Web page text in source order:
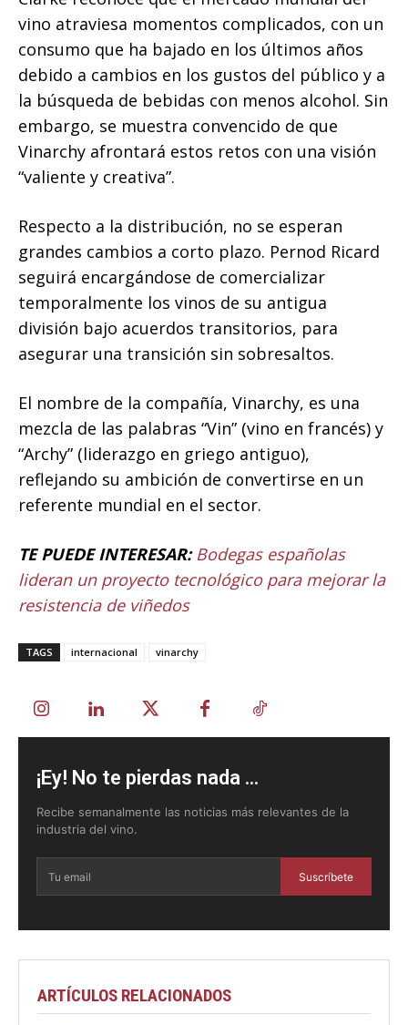
vino atraviesa momentos complicados, con un
consumo que ha bajado en los últimos años
debido a cambios en los gustos del público y a
la búsqueda de bebidas con menos alcohol. Sin
embargo, se muestra convencido de que
Vinarchy afrontará estos retos con una visión
“valiente y creativa”.
Respecto a la distribución, no se esperan
grandes cambios a corto plazo. Pernod Ricard
seguirá encargándose de comercializar
temporalmente los vinos de su antigua
división bajo acuerdos transitorios, para
asegurar una transición sin sobresaltos.
El nombre de la compañía, Vinarchy, es una
mezcla de las palabras “Vin” (vino en francés) y
“Archy” (liderazgo en griego antiguo),
reflejando su ambición de convertirse en un
referente mundial en el sector.
TE PUEDE INTERESAR: Bodegas españolas
lideran un proyecto tecnológico para mejorar la
resistencia de viñedos
TAGS internacional vinarchy
¡Ey! No te pierdas nada ...
Recibe semanalmente las noticias más relevantes de la
industria del vino.
Suscríbete
ARTÍCULOS RELACIONADOS